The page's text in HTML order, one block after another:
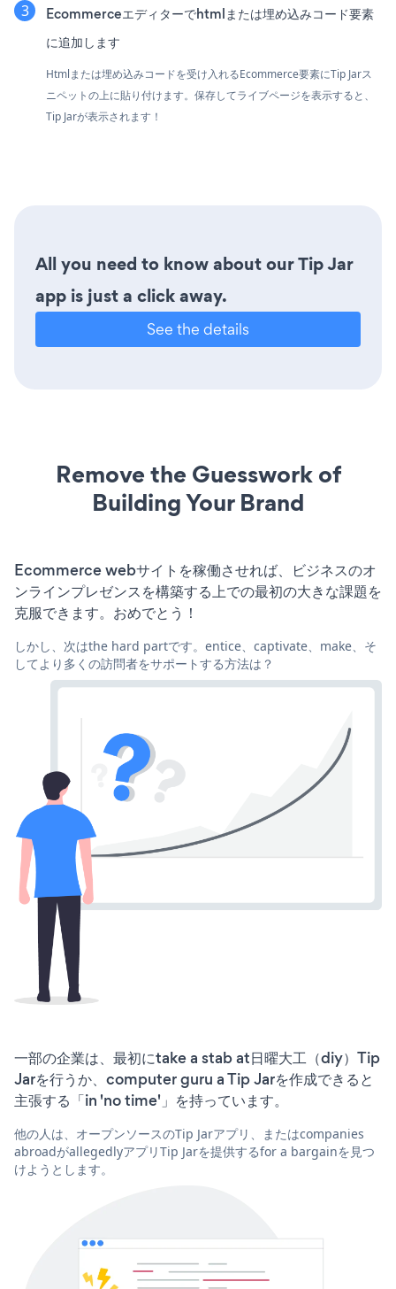
Ecommerceエディターでhtmlまたは埋め込みコード要素
に追加します
Htmlまたは埋め込みコードを受け入れるEcommerce要素にTip Jarス
ニペットの上に貼り付けます。保存してライブページを表示すると、
Tip Jarが表示されます！
All you need to know about our Tip Jar
app is just a click away.
See the details
Remove the Guesswork of
Building Your Brand
Ecommerce webサイトを稼働させれば、ビジネスのオ
ンラインプレゼンスを構築する上での最初の大きな課題を
克服できます。おめでとう！
しかし、次はthe hard partです。entice、captivate、make、そ
してより多くの訪問者をサポートする方法は？
一部の企業は、最初にtake a stab at日曜大工（diy）Tip
Jarを行うか、computer guru a Tip Jarを作成できると
主張する「in 'no time'」を持っています。
他の人は、オープンソースのTip Jarアプリ、またはcompanies
abroadがallegedlyアプリTip Jarを提供するfor a bargainを見つ
けようとします。